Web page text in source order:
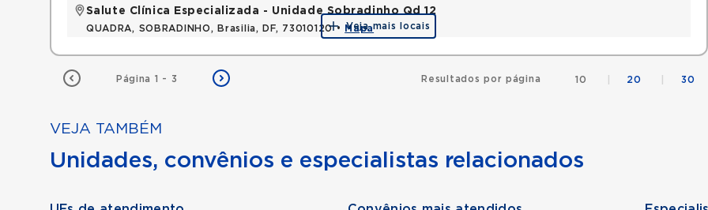
Salute Clínica Especializada - Unidade Sobradinho Qd 12
QUADRA, SOBRADINHO, Brasilia, DF, 73010120 • Mapa
Veja mais locais
Página 1 - 3 Resultados por página 10 20 30
VEJA TAMBÉM
Unidades, convênios e especialistas relacionados